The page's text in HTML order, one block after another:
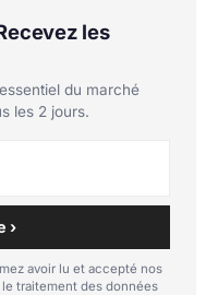
les
du marché
les 2 jours.
›
avoir lu et accepté nos
traitement des données